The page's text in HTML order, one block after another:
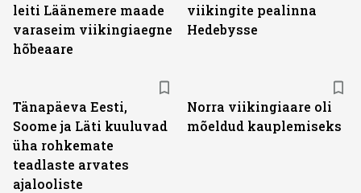
leiti Läänemere maade
varaseim viikingiaegne
hõbeaare
viikingite pealinna
Hedebysse
Tänapäeva Eesti,
Soome ja Läti kuuluvad
üha rohkemate
teadlaste arvates
ajalooliste
Norra viikingiaare oli
mõeldud kauplemiseks